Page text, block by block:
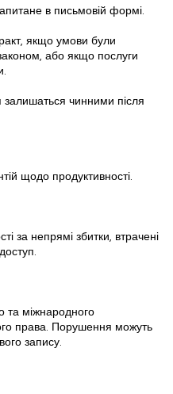
в письмовій формі.
якщо умови були
або якщо послуги
залишаться чинними після
щодо продуктивності.
за непрямі збитки, втрачені
та міжнародного
права. Порушення можуть
запису.